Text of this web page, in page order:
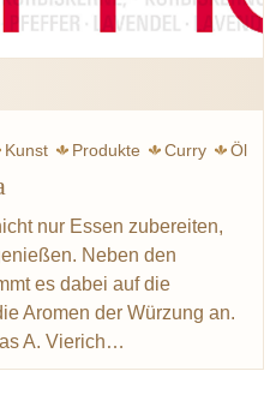
Kunst Produkte Curry
Öl
Wolfgang
Essig Erdbeere
Kapern
Bergamotte
nur Essen zubereiten,
Neben den
es dabei auf die
Aromen der Würzung an.
A. Vierich…